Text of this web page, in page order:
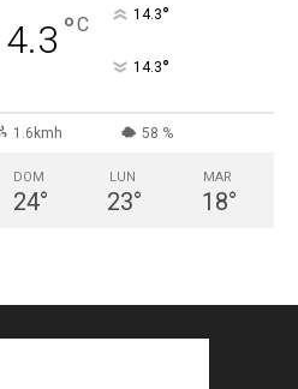
°C 14.3°
14.3°
1.6kmh 58 %
DOM
24°
LUN
23°
MAR
18°